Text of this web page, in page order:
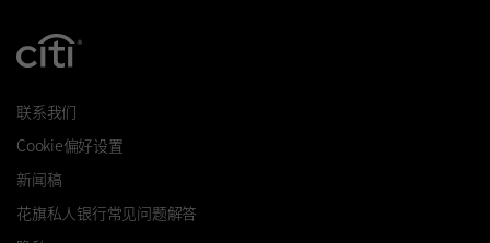
联系我们
Cookie偏好设置
新闻稿
花旗私人银行常见问题解答